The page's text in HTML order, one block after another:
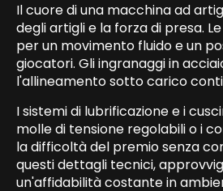
Il cuore di una macchina ad
degli artigli e la forza di presa.
per un movimento fluido e un
giocatori. Gli ingranaggi in
l'allineamento sotto carico
I sistemi di lubrificazione e i
molle di tensione regolabili o i
la difficoltà del premio senza
questi dettagli tecnici,
un'affidabilità costante in